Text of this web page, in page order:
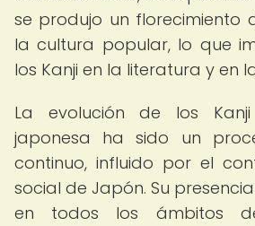
se produjo un florecimiento
la cultura popular, lo que
los Kanji en la literatura y en
La evolución de los
japonesa ha sido un
continuo, influido por el
social de Japón. Su
en todos los ámbitos